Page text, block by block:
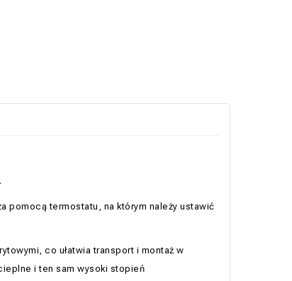
pomocą termostatu, na którym należy ustawić
co ułatwia transport i montaż w
i ten sam wysoki stopień